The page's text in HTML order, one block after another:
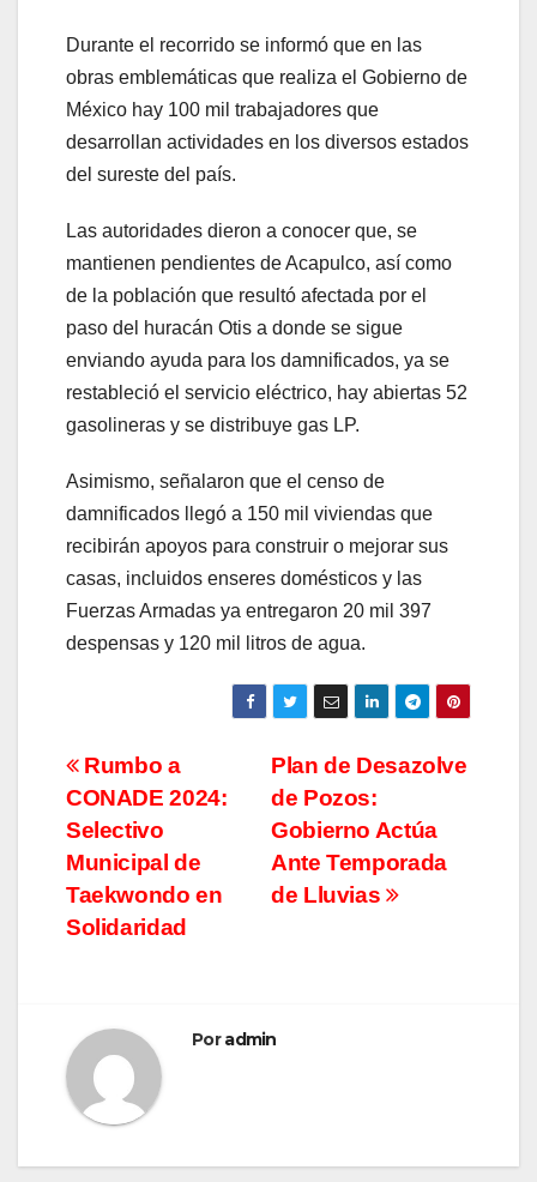
Durante el recorrido se informó que en las
obras emblemáticas que realiza el Gobierno de
México hay 100 mil trabajadores que
desarrollan actividades en los diversos estados
del sureste del país.
Las autoridades dieron a conocer que, se
mantienen pendientes de Acapulco, así como
de la población que resultó afectada por el
paso del huracán Otis a donde se sigue
enviando ayuda para los damnificados, ya se
restableció el servicio eléctrico, hay abiertas 52
gasolineras y se distribuye gas LP.
Asimismo, señalaron que el censo de
damnificados llegó a 150 mil viviendas que
recibirán apoyos para construir o mejorar sus
casas, incluidos enseres domésticos y las
Fuerzas Armadas ya entregaron 20 mil 397
despensas y 120 mil litros de agua.
Navegación
de
entradas
Plan de Desazolve
de Pozos:
Gobierno Actúa
Ante Temporada
de Lluvias
Rumbo a
CONADE 2024:
Selectivo
Municipal de
Taekwondo en
Solidaridad
Poradmin